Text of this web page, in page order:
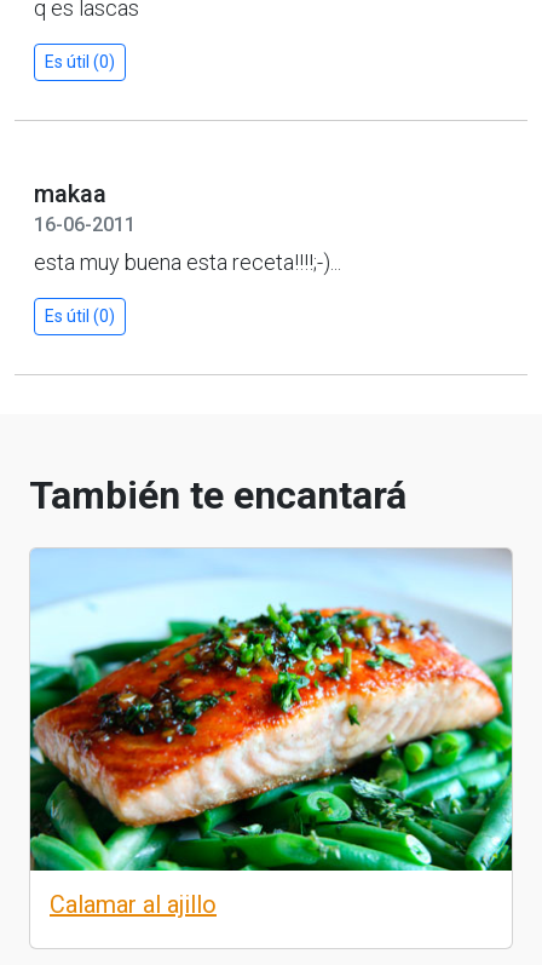
q es lascas
Es útil (0)
makaa
16-06-2011
esta muy buena esta receta!!!!;-)...
Es útil (0)
También te encantará
Calamar al ajillo